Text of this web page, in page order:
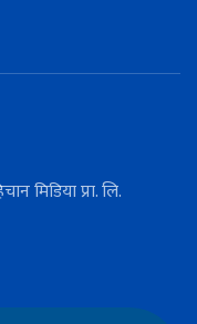
मिडिया प्रा. लि.